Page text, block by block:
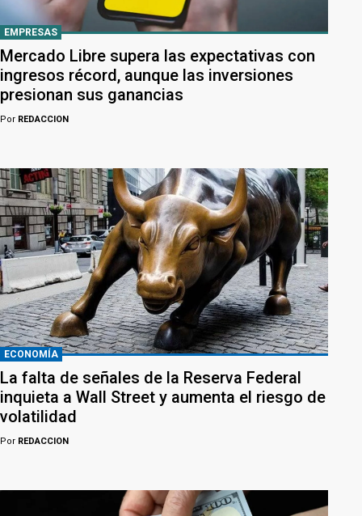
EMPRESAS
Mercado Libre supera las expectativas con
ingresos récord, aunque las inversiones
presionan sus ganancias
Por REDACCION
ECONOMÍA
La falta de señales de la Reserva Federal
inquieta a Wall Street y aumenta el riesgo de
volatilidad
Por REDACCION